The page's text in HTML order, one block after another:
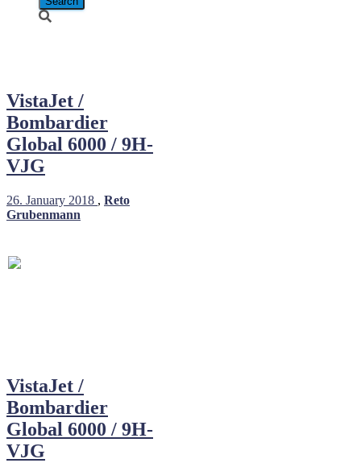
VistaJet /
Bombardier
Global 6000 / 9H-
VJG
26. January 2018 , Reto
Grubenmann
VistaJet /
Bombardier
Global 6000 / 9H-
VJG